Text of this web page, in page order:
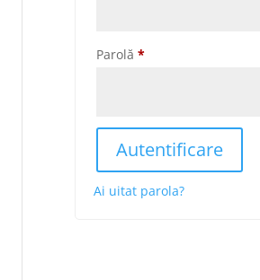
Parolă *Obligatoriu
Autentificare
Ai uitat parola?